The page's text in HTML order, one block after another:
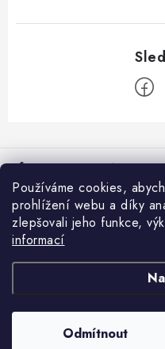
Používáme cookies,
prohlížení webu a díky
zlepšovali jeho funkce,
informací
Odmítnout
á
p Informace pro vás
Věrnostní program
Doprava a platba
Prodejna Moravské Budějovice
Obchodní podmínky
GDPR
Facebook
Přijímáme online platby
Nákupní košík
Copyright 2026Rybářovo